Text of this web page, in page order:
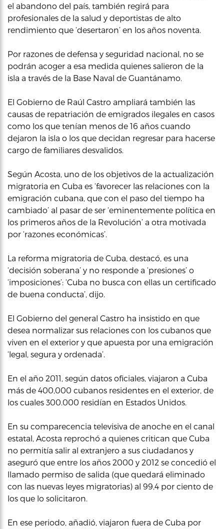
el abandono del país, también regirá para
profesionales de la salud y deportistas de alto
rendimiento que ‘desertaron’ en los años noventa.
Por razones de defensa y seguridad nacional, no se
podrán acoger a esa medida quienes salieron de la
isla a través de la Base Naval de Guantánamo.
El Gobierno de Raúl Castro ampliará también las
causas de repatriación de emigrados ilegales en casos
como los que tenían menos de 16 años cuando
dejaron la isla o los que decidan regresar para hacerse
cargo de familiares desvalidos.
Según Acosta, uno de los objetivos de la actualización
migratoria en Cuba es ‘favorecer las relaciones con la
emigración cubana, que con el paso del tiempo ha
cambiado’ al pasar de ser ‘eminentemente política en
los primeros años de la Revolución’ a otra motivada
por ‘razones económicas’.
La reforma migratoria de Cuba, destacó, es una
‘decisión soberana’ y no responde a ‘presiones’ o
‘imposiciones’: ‘Cuba no busca con ellas un certificado
de buena conducta’, dijo.
El Gobierno del general Castro ha insistido en que
desea normalizar sus relaciones con los cubanos que
viven en el exterior y que apuesta por una emigración
‘legal, segura y ordenada’.
En el año 2011, según datos oficiales, viajaron a Cuba
más de 400,000 cubanos residentes en el exterior, de
los cuales 300.000 residían en Estados Unidos.
En su comparecencia televisiva de anoche en el canal
estatal, Acosta reprochó a quienes critican que Cuba
no permitía salir al extranjero a sus ciudadanos y
aseguró que entre los años 2000 y 2012 se concedió el
llamado permiso de salida (que quedará eliminado
con las nuevas leyes migratorias) al 99,4 por ciento de
los que lo solicitaron.
En ese periodo, añadió, viajaron fuera de Cuba por